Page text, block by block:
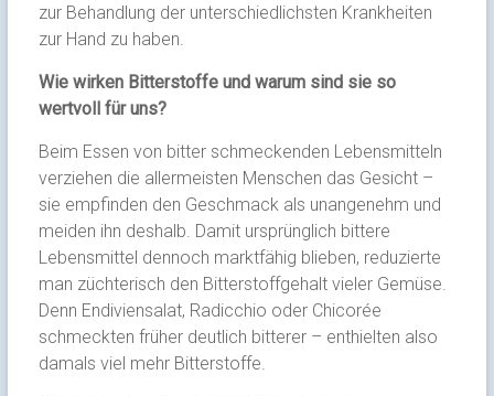
zur Behandlung der unterschiedlichsten Krankheiten
zur Hand zu haben.
Wie wirken Bitterstoffe und warum sind sie so
wertvoll für uns?
Beim Essen von bitter schmeckenden Lebensmitteln
verziehen die allermeisten Menschen das Gesicht –
sie empfinden den Geschmack als unangenehm und
meiden ihn deshalb. Damit ursprünglich bittere
Lebensmittel dennoch marktfähig blieben, reduzierte
man züchterisch den Bitterstoffgehalt vieler Gemüse.
Denn Endiviensalat, Radicchio oder Chicorée
schmeckten früher deutlich bitterer – enthielten also
damals viel mehr Bitterstoffe.